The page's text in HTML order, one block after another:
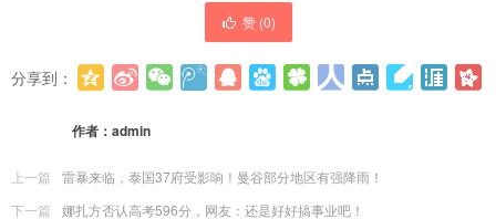
赞 (0)
分享到：
作者： admin
上一篇
雷暴来临，泰国37府受影响！曼谷部分地区有强降雨！
下一篇
娜扎方否认高考596分，网友：还是好好搞事业吧！